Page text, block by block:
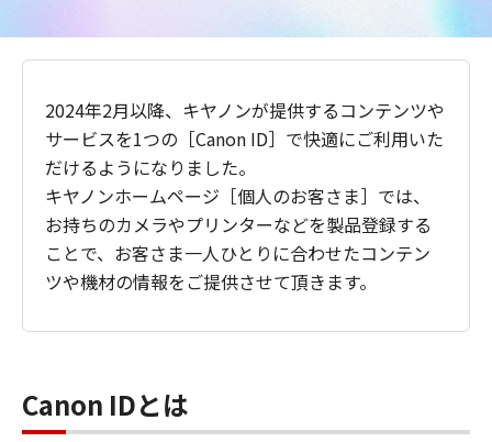
2024年2月以降、キヤノンが提供するコンテンツや
サービスを1つの［Canon ID］で快適にご利用いた
だけるようになりました。
キヤノンホームページ［個人のお客さま］では、
お持ちのカメラやプリンターなどを製品登録する
ことで、お客さま一人ひとりに合わせたコンテン
ツや機材の情報をご提供させて頂きます。
Canon IDとは